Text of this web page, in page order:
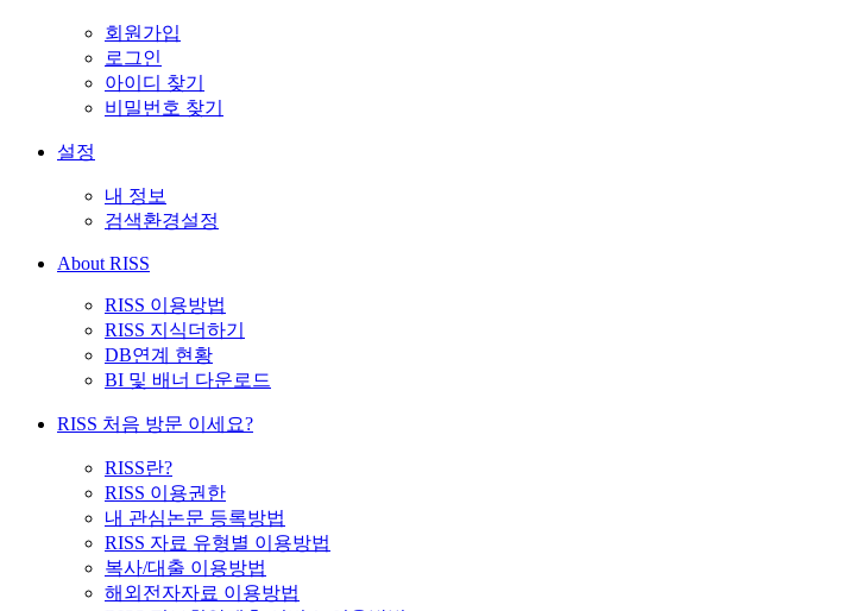
회원가입
로그인
아이디 찾기
비밀번호 찾기
설정
내 정보
검색환경설정
About RISS
RISS 이용방법
RISS 지식더하기
DB연계 현황
BI 및 배너 다운로드
RISS 처음 방문 이세요?
RISS란?
RISS 이용권한
내 관심논문 등록방법
RISS 자료 유형별 이용방법
복사/대출 이용방법
해외전자자료 이용방법